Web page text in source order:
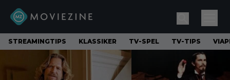
STREAMINGTIPS KLASSIKER TV-SPEL TV-TIPS